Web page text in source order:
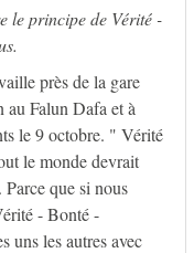
le principe de Vérité -
près de la gare
au Falun Dafa et à
le 9 octobre. " Vérité
le monde devrait
que si nous
- Bonté -
uns les autres avec